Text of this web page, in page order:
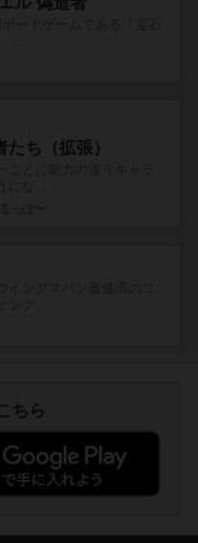
ち（拡張）
ちら